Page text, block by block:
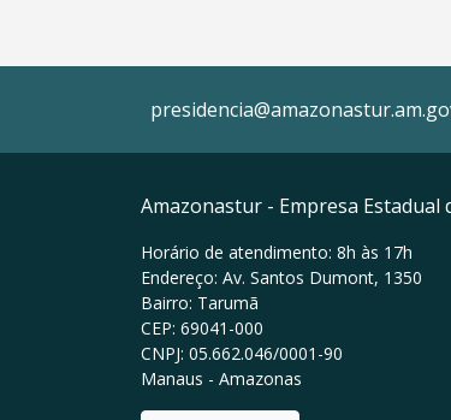
Amazonastur - Empresa Estadual
Horário de atendimento: 8h às 17h
Endereço: Av. Santos Dumont, 1350
Bairro: Tarumã
CEP: 69041-000
CNPJ: 05.662.046/0001-90
Manaus - Amazonas